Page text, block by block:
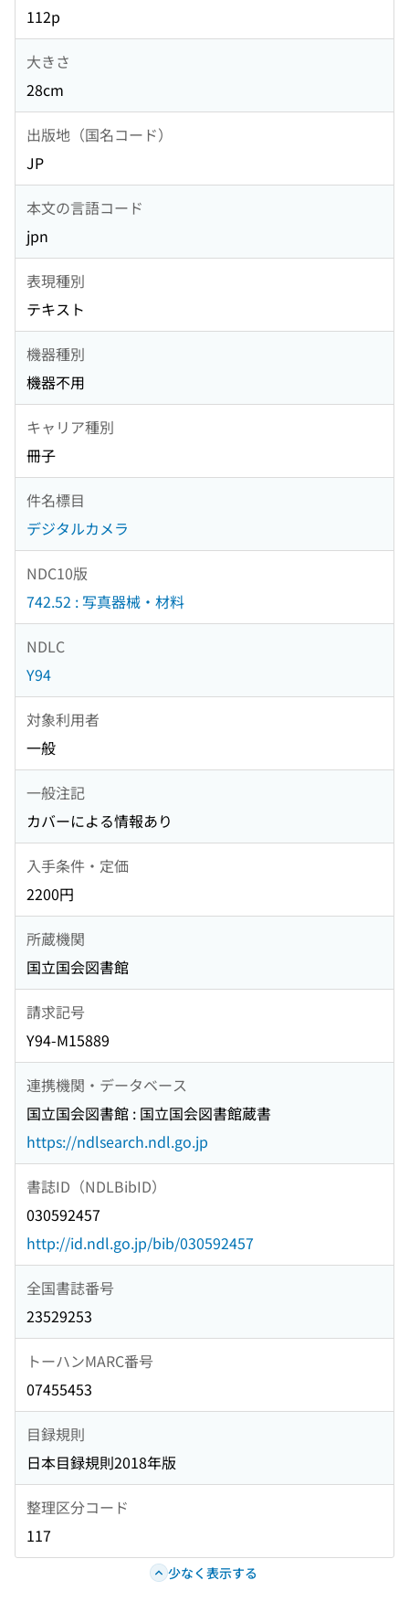
112p
大きさ
28cm
出版地（国名コード）
JP
本文の言語コード
jpn
表現種別
テキスト
機器種別
機器不用
キャリア種別
冊子
件名標目
デジタルカメラ
NDC10版
742.52 : 写真器械・材料
NDLC
Y94
対象利用者
一般
一般注記
カバーによる情報あり
入手条件・定価
2200円
所蔵機関
国立国会図書館
請求記号
Y94-M15889
連携機関・データベース
国立国会図書館 : 国立国会図書館蔵書
https://ndlsearch.ndl.go.jp
書誌ID（NDLBibID）
030592457
http://id.ndl.go.jp/bib/030592457
全国書誌番号
23529253
トーハンMARC番号
07455453
目録規則
日本目録規則2018年版
整理区分コード
117
少なく表示する